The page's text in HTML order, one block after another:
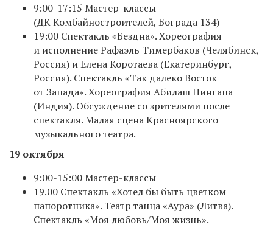
9:00-17:15 Мастер-классы
(ДК Комбайностроителей, Бограда 134)
19:00 Спектакль «Бездна». Хореография
и исполнение Рафаэль Тимербаков (Челябинск,
Россия) и Елена Коротаева (Екатеринбург,
Россия). Спектакль «Так далеко Восток
от Запада». Хореография Абилаш Нингапа
(Индия). Обсуждение со зрителями после
спектакля. Малая сцена Красноярского
музыкального театра.
19 октября
9:00-15:00 Мастер-классы
19.00 Спектакль «Хотел бы быть цветком
папоротника». Театр танца «Аура» (Литва).
Спектакль «Моя любовь/Моя жизнь».